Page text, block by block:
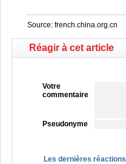
Source:french.china.org.cn
Réagir à cet article
Votre
commentaire
Pseudonyme
Les dernières réactions